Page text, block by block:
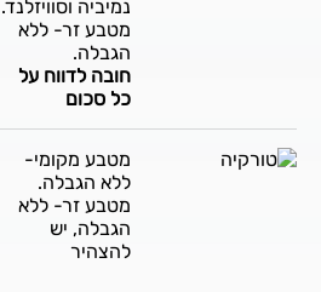
נמיביה וסוויזלנד.
מטבע זר- ללא
הגבלה.
חובה לדווח על
כל סכום
מטבע מקומי-
ללא הגבלה.
מטבע זר- ללא
הגבלה, יש
להצהיר